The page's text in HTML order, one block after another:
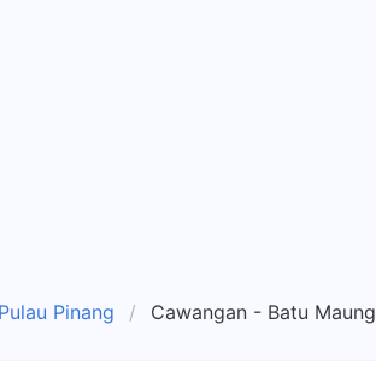
Pinang Cawangan - Batu Maung